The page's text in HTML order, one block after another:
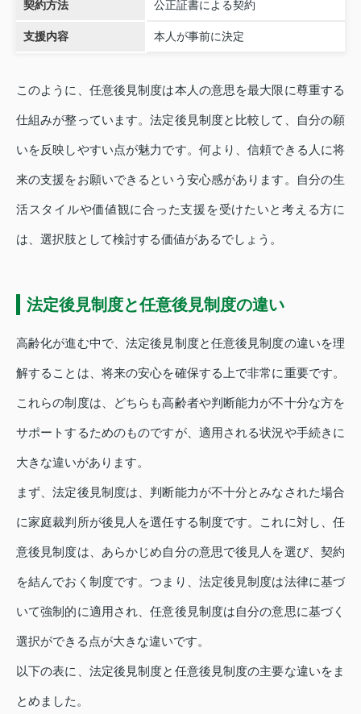
契約方法 公正証書による契約
支援内容 本人が事前に決定
このように、任意後見制度は本人の意思を最大限に尊重する
仕組みが整っています。法定後見制度と比較して、自分の願
いを反映しやすい点が魅力です。何より、信頼できる人に将
来の支援をお願いできるという安心感があります。自分の生
活スタイルや価値観に合った支援を受けたいと考える方に
は、選択肢として検討する価値があるでしょう。
法定後見制度と任意後見制度の違い
高齢化が進む中で、法定後見制度と任意後見制度の違いを理
解することは、将来の安心を確保する上で非常に重要です。
これらの制度は、どちらも高齢者や判断能力が不十分な方を
サポートするためのものですが、適用される状況や手続きに
大きな違いがあります。
まず、法定後見制度は、判断能力が不十分とみなされた場合
に家庭裁判所が後見人を選任する制度です。これに対し、任
意後見制度は、あらかじめ自分の意思で後見人を選び、契約
を結んでおく制度です。つまり、法定後見制度は法律に基づ
いて強制的に適用され、任意後見制度は自分の意思に基づく
選択ができる点が大きな違いです。
以下の表に、法定後見制度と任意後見制度の主要な違いをま
とめました。